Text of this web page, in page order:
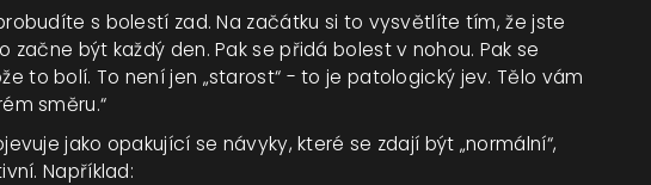
s bolestí zad. Na začátku si to vysvětlíte tím, že jste
začne být každý den. Pak se přidá bolest v nohou. Pak se
to bolí. To není jen „starost“ - to je patologický jev. Tělo vám
směru.“
jako opakující se návyky, které se zdají být „normální“,
Například: